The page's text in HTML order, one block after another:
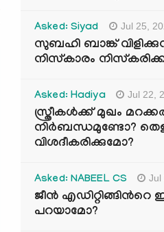
Asked: Siyad Jul 25,
സുബഹി ബാങ്ക്
നിസ്കാരം
Asked: Hadiya Jul 22,
സ്ത്രീകൾക്ക് മുഖം
നിർബന്ധമുണ്ടോ?
വിശദീകരിക്കുമോ?
Asked: NABEEL CS Jul
ജീൻ എഡിറ്റിങ്ങിന്‍റെ
പറയാമോ?